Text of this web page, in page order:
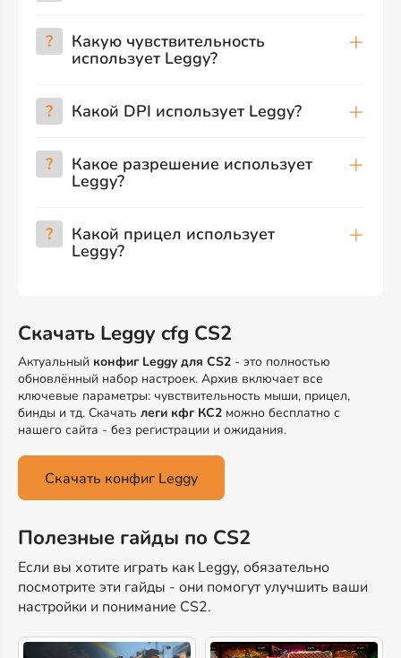
? Какую чувствительность
использует Leggy?
? Какой DPI использует Leggy?
? Какое разрешение использует
Leggy?
? Какой прицел использует
Leggy?
Скачать Leggy cfg CS2
Актуальный конфиг Leggy для CS2 - это полностью
обновлённый набор настроек. Архив включает все
ключевые параметры: чувствительность мыши, прицел,
бинды и тд. Скачать леги кфг КС2 можно бесплатно с
нашего сайта - без регистрации и ожидания.
Скачать конфиг Leggy
Полезные гайды по CS2
Если вы хотите играть как Leggy, обязательно
посмотрите эти гайды - они помогут улучшить ваши
настройки и понимание CS2.